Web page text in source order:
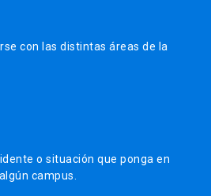
con las distintas áreas de la
o situación que ponga en
campus.